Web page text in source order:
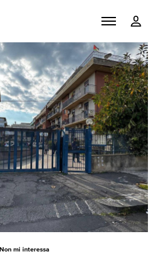
Non mi interessa